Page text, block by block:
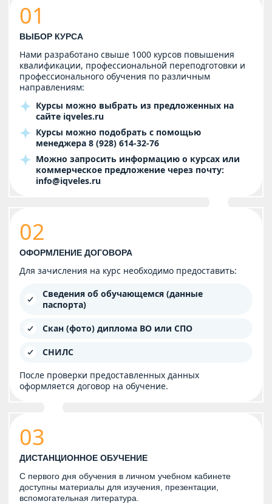
01
ВЫБОР КУРСА
Нами разработано свыше 1000 курсов повышения
квалификации, профессиональной переподготовки и
профессионального обучения по различным
направлениям:
Курсы можно выбрать из предложенных на
сайте iqveles.ru
Курсы можно подобрать с помощью
менеджера 8 (928) 614-32-76
Можно запросить информацию о курсах или
коммерческое предложение через почту:
info@iqveles.ru
02
ОФОРМЛЕНИЕ ДОГОВОРА
Для зачисления на курс необходимо предоставить:
Сведения об обучающемся (данные
паспорта)
Скан (фото) диплома ВО или СПО
СНИЛС
После проверки предоставленных данных
оформляется договор на обучение.
03
ДИСТАНЦИОННОЕ ОБУЧЕНИЕ
С первого дня обучения в личном учебном кабинете
доступны материалы для изучения, презентации,
вспомогательная литература.